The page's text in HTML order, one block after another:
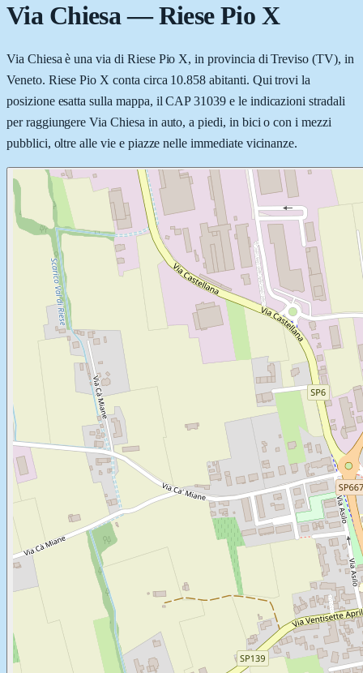
Via Chiesa—Riese Pio X
Via Chiesa è una via di Riese Pio X, in provincia di Treviso (TV), in
Veneto. Riese Pio X conta circa 10.858 abitanti. Qui trovi la
posizione esatta sulla mappa, il CAP 31039 e le indicazioni stradali
per raggiungere Via Chiesa in auto, a piedi, in bici o con i mezzi
pubblici, oltre alle vie e piazze nelle immediate vicinanze.